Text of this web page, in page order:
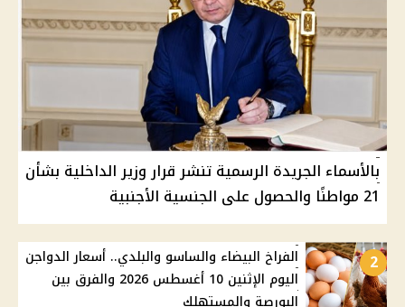
بالأسماء الجريدة الرسمية تنشر قرار وزير الداخلية بشأن
21 مواطنًا والحصول على الجنسية الأجنبية
2
الفراخ البيضاء والساسو والبلدي.. أسعار الدواجن
اليوم الإثنين 10 أغسطس 2026 والفرق بين
البورصة والمستهلك